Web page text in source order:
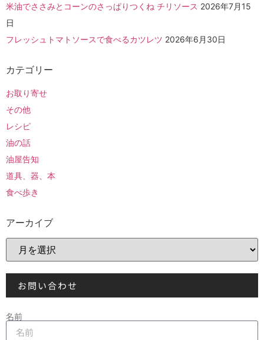
米油でささみとコーンのさっぱりつくね チリソース 2026年7月15
日
フレッシュトマトソースで食べるカツレツ 2026年6月30日
カテゴリー
お取り寄せ
その他
レシピ
油の話
油屋告知
道具、器、本
食べ歩き
アーカイブ
お問い合わせ
名前